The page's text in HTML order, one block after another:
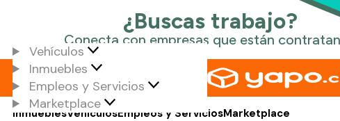
Vehículos
Inmuebles
Empleos y Servicios
Marketplace
Vehículos
Inmuebles Empleos y ServiciosMarketplace